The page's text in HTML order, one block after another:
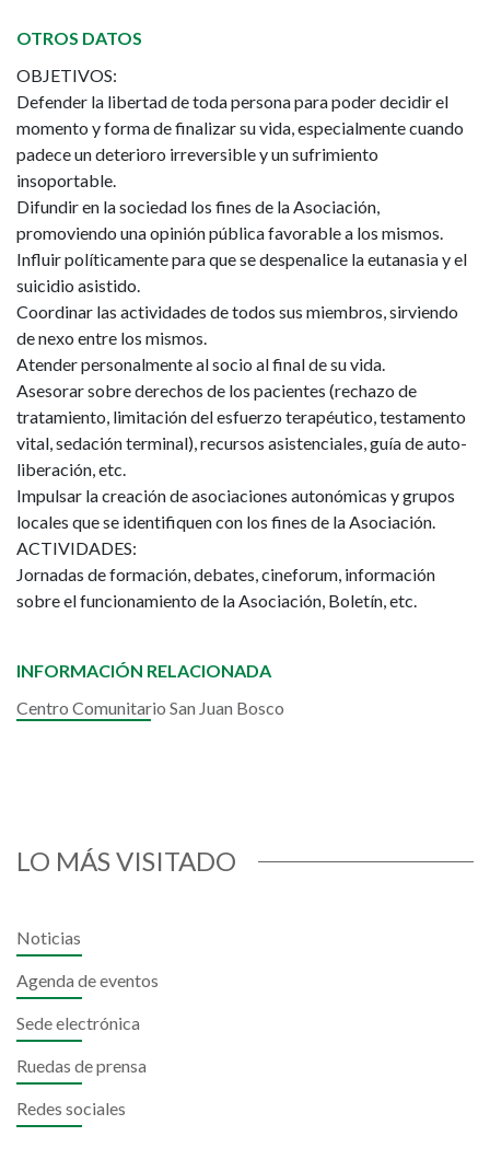
OTROS DATOS
OBJETIVOS:
Defender la libertad de toda persona para poder decidir el
momento y forma de finalizar su vida, especialmente cuando
padece un deterioro irreversible y un sufrimiento
insoportable.
Difundir en la sociedad los fines de la Asociación,
promoviendo una opinión pública favorable a los mismos.
Influir políticamente para que se despenalice la eutanasia y el
suicidio asistido.
Coordinar las actividades de todos sus miembros, sirviendo
de nexo entre los mismos.
Atender personalmente al socio al final de su vida.
Asesorar sobre derechos de los pacientes (rechazo de
tratamiento, limitación del esfuerzo terapéutico, testamento
vital, sedación terminal), recursos asistenciales, guía de auto-
liberación, etc.
Impulsar la creación de asociaciones autonómicas y grupos
locales que se identifiquen con los fines de la Asociación.
ACTIVIDADES:
Jornadas de formación, debates, cineforum, información
sobre el funcionamiento de la Asociación, Boletín, etc.
INFORMACIÓN RELACIONADA
Centro Comunitario San Juan Bosco
LO MÁS VISITADO
Noticias
Agenda de eventos
Sede electrónica
Ruedas de prensa
Redes sociales